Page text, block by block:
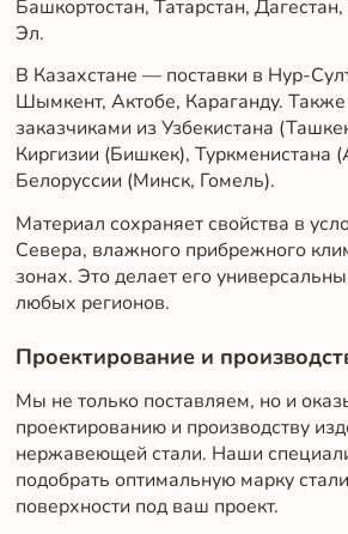
Башкортостан, Татарстан,
Эл.
В Казахстане — поставки в Нур-
Шымкент, Актобе, Караганду.
заказчиками из Узбекистана
Киргизии (Бишкек), Туркменистана
Белоруссии (Минск, Гомель).
Материал сохраняет свойства в
Севера, влажного прибрежного
зонах. Это делает его
любых регионов.
Проектирование и
Мы не только поставляем, но и
проектированию и производству
нержавеющей стали. Наши
подобрать оптимальную марку
поверхности под ваш проект.